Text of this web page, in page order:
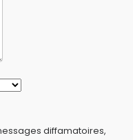
diffamatoires,